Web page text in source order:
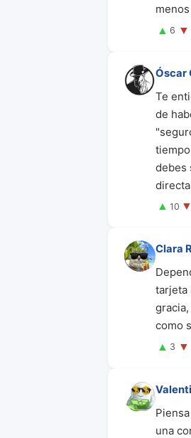
▲ 6 ▼
Óscar
Te
de
debes
▲ 10 ▼
Clara
tarjeta
como
▲ 3 ▼
una